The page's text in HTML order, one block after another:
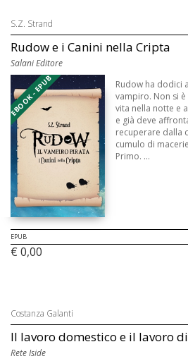
S.Z. Strand
Rudow e i Canini nella Cripta
Salani Editore
EBOOK - EPUB
Rudow ha dodici
vampiro. Non si
vita nella notte e
e già deve
recuperare dalla
cumulo di
Primo. ...
EPUB
€ 0,00
Costanza Galanti
Il lavoro domestico e il lavoro
Rete Iside